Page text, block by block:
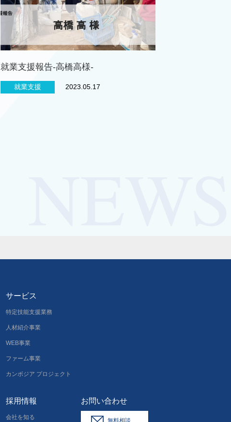
就業支援報告-高橋高様-
就業支援 2023.05.17
サービス
特定技能支援業務
人材紹介事業
WEB事業
ファーム事業
カンボジア プロジェクト
採用情報
会社を知る
お問い合わせ
無料相談